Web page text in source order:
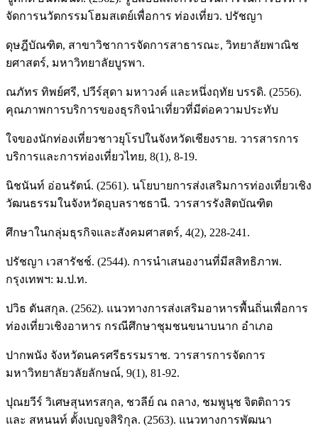
จัดการนวัตกรรมโฮมสเตย์เพื่อการ ท่องเที่ยว. ปรัชญา
ดุษฎีบัณฑิต, สาขาวิชาการจัดการสาธารณะ, วิทยาลัยพาณิช
ยศาสตร์, มหาวิทยาลัยบูรพา.
ณภัทร ทิพย์ศรี, ปวีร์สุดา มหาวงค์ และหนึ่งฤทัย บรรดิ. (2556).
คุณภาพการบริการของธุรกิจนำเที่ยวที่มีต่อความประทับ
ใจของนักท่องเที่ยวชาวยุโรปในจังหวัดเชียงราย. วารสารการ
บริการและการท่องเที่ยวไทย, 8(1), 8-19.
นิชนันท์ อ่อนรัตน์. (2561). นโยบายการส่งเสริมการท่องเที่ยวเชิง
วัฒนธรรมในจังหวัดอุบลราชธานี. วารสารรังสิตบัณฑิต
ศึกษาในกลุ่มธุรกิจและสังคมศาสตร์, 4(2), 228-241.
ปรัชญา เวสารัชช์. (2544). การนำเสนองานที่มีสสิทธิภาพ.
กรุงเทพฯ: ม.ป.ท.
ปวิธ ตันสกุล. (2562). แนวทางการส่งเสริมอาหารพื้นถิ่นเพื่อการ
ท่องเที่ยวเชิงอาหาร กรณีศึกษาชุมชนขนาบนาก อำเภอ
ปากพนัง จังหวัดนครศรีธรรมราช. วารสารการจัดการ
มหาวิทยาลัยวลัยลักษณ์, 9(1), 81-92.
ปุณยวีร์ วิเศษสุนทรสกุล, ชวลีย์ ณ ถลาง, ชมพูนุช จิตติถาวร
และ สหนนท์ ตั้งเบญจสิริกุล. (2563). แนวทางการพัฒนา